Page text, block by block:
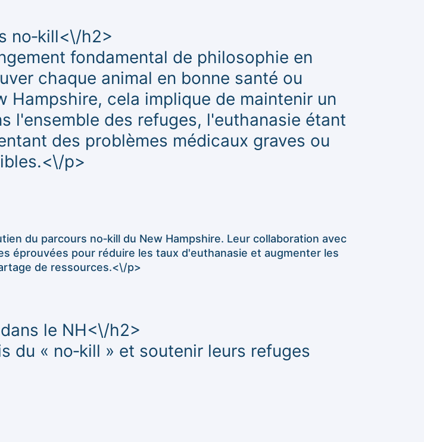
no‑kill<\/h2>
fondamental de philosophie en
chaque animal en bonne santé ou
Hampshire, cela implique de maintenir un
l'ensemble des refuges, l'euthanasie étant
des problèmes médicaux graves ou
p>
du parcours no‑kill du New Hampshire. Leur collaboration avec
éprouvées pour réduire les taux d'euthanasie et augmenter les
de ressources.<\/p>
le NH<\/h2>
du « no‑kill » et soutenir leurs refuges